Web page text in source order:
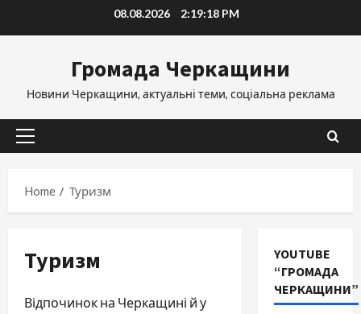
08.08.2026 2:19:20 PM
Громада Черкащини
Новини Черкащини, актуальні теми, соціальна реклама
Primary
Home
Туризм
Туризм
Відпочинок на Черкащині й у
YOUTUBE
“ГРОМАДА
ЧЕРКАЩИНИ”